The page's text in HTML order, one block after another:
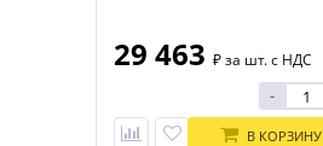
29 463 ₽за шт. с НДС
-
В КОРЗИНУ